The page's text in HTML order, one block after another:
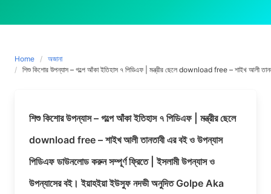
Home
অজানা
শিশু কিশোর উপন্যাস – গল্পে আঁকা ইতিহাস ৭ পিডিএফ | মন্ত্রীর ছেলে download free – শাইখ আলী
শিশু কিশোর উপন্যাস – গল্পে আঁকা ইতিহাস ৭ পিডিএফ | মন্ত্রীর ছেলে
download free – শাইখ আলী তানতাবী এর বই ও উপন্যাস
পিডিএফ ডাউনলোড করুন সম্পূর্ণ ফ্রিতে | ইসলামী উপন্যাস ও
উপন্যাসের বই। ইয়াহইয়া ইউসুফ নদভী অনুদিত Golpe Aka